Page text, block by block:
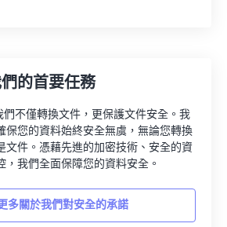
的首要任務
不僅轉換文件，更保護文件安全。我
保您的資料始終安全無虞，無論您轉換
文件。憑藉先進的加密技術、安全的資
，我們全面保障您的資料安全。
多關於我們對安全的承諾